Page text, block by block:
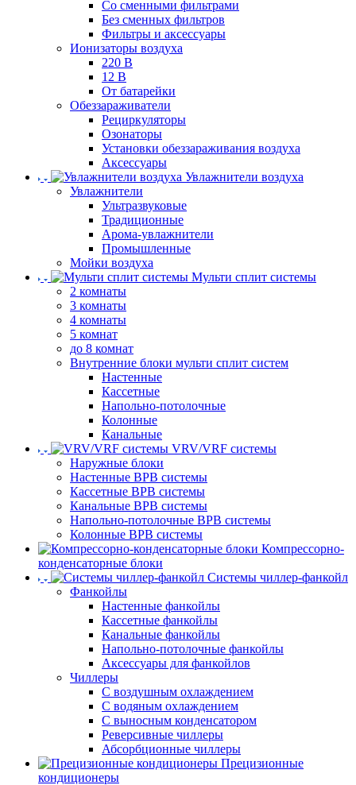
Cо сменными фильтрами
Без сменных фильтров
Фильтры и аксессуары
Ионизаторы воздуха
220 В
12 В
От батарейки
Обеззараживатели
Рециркуляторы
Озонаторы
Установки обеззараживания воздуха
Аксессуары
Увлажнители воздуха
Увлажнители
Ультразвуковые
Традиционные
Арома-увлажнители
Промышленные
Мойки воздуха
Мульти сплит системы
2 комнаты
3 комнаты
4 комнаты
5 комнат
до 8 комнат
Внутренние блоки мульти сплит систем
Настенные
Кассетные
Напольно-потолочные
Колонные
Канальные
VRV/VRF системы
Наружные блоки
Настенные ВРВ системы
Кассетные ВРВ системы
Канальные ВРВ системы
Напольно-потолочные ВРВ системы
Колонные ВРВ системы
Компрессорно-
конденсаторные блоки
Системы чиллер-фанкойл
Фанкойлы
Настенные фанкойлы
Кассетные фанкойлы
Канальные фанкойлы
Напольно-потолочные фанкойлы
Аксессуары для фанкойлов
Чиллеры
С воздушным охлаждением
С водяным охлаждением
С выносным конденсатором
Реверсивные чиллеры
Абсорбционные чиллеры
Прецизионные
кондиционеры